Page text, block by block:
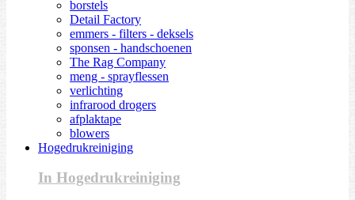
borstels
Detail Factory
emmers - filters - deksels
sponsen - handschoenen
The Rag Company
meng - sprayflessen
verlichting
infrarood drogers
afplaktape
blowers
Hogedrukreiniging
In Hogedrukreiniging